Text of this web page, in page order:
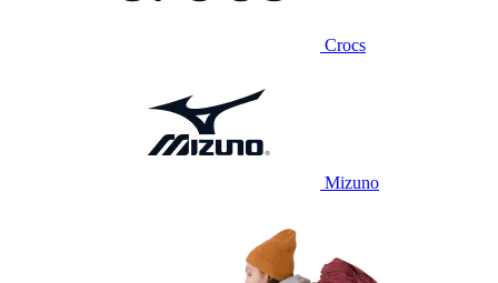
Crocs
Mizuno